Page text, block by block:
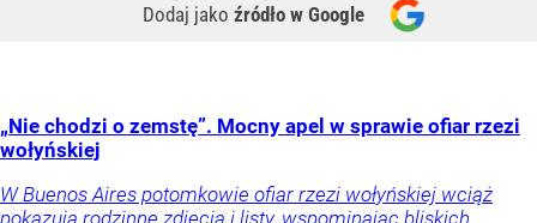
Dodaj jako źródło w Google
„Nie chodzi o zemstę”. Mocny apel w sprawie ofiar rzezi
wołyńskiej
W Buenos Aires potomkowie ofiar rzezi wołyńskiej wciąż